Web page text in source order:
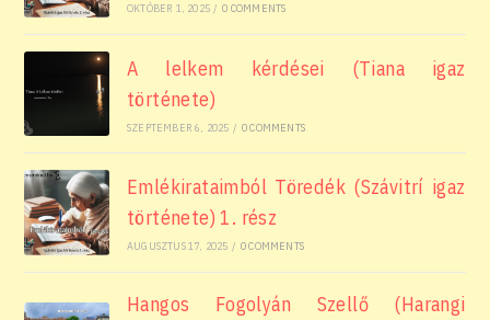
OKTÓBER 1, 2025 / 0 COMMENTS
A lelkem kérdései (Tiana igaz
története)
SZEPTEMBER 6, 2025 / 0 COMMENTS
Emlékirataimból Töredék (Szávitrí igaz
története) 1. rész
AUGUSZTUS 17, 2025 / 0 COMMENTS
Hangos Fogolyán Szellő (Harangi